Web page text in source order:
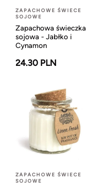
ZAPACHOWE ŚWIECE
SOJOWE
Zapachowa świeczka
sojowa - Jabłko i
Cynamon
24.30 PLN
ZAPACHOWE ŚWIECE
SOJOWE